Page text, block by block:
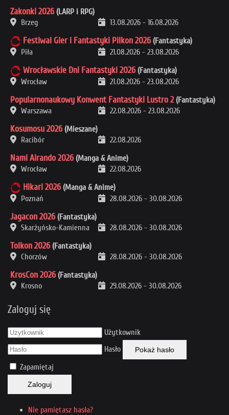
Zakonki 2026 (LARP i RPG)
Brzeg
13.08.2026 - 16.08.2026
Festiwal Gier i Fantastyki Pilkon 2026 (Fantastyka)
Piła
21.08.2026 - 23.08.2026
Wrocławskie Dni Fantastyki 2026 (Fantastyka)
Wrocław
21.08.2026 - 23.08.2026
Popularnonaukowy Konwent Fantastyki Lustro 2 (Fantastyka)
Warszawa
22.08.2026 - 23.08.2026
Kosumosu 2026 (Mieszane)
Racibór
22.08.2026
Nami Airando 2026 (Manga & Anime)
Wrocław
22.08.2026
Hikari 2026 (Manga & Anime)
Poznań
28.08.2026 - 30.08.2026
Jagacon 2026 (Fantastyka)
Skarżyńsko-Kamienna
28.08.2026 - 30.08.2026
Tolkon 2026 (Fantastyka)
Chorzów
28.08.2026 - 30.08.2026
KrosCon 2026 (Fantastyka)
Krosno
29.08.2026 - 30.08.2026
Zaloguj się
Użytkownik
Hasło
Pokaż hasło
Zapamiętaj
Zaloguj
Nie pamiętasz hasła?